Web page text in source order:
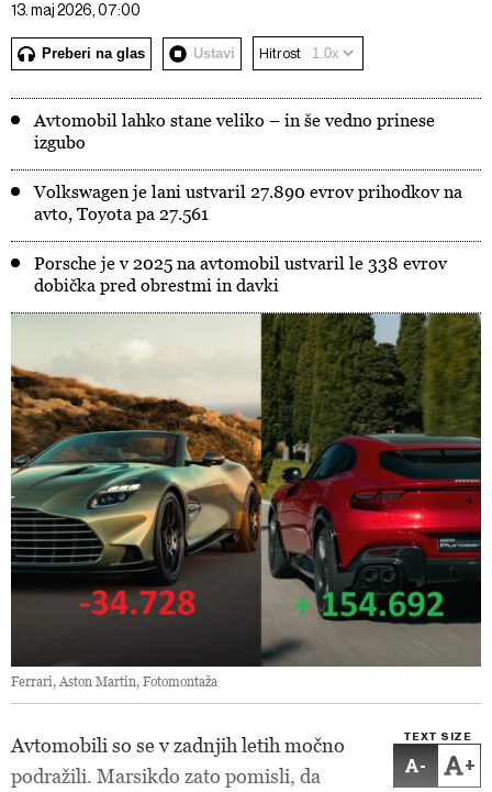
13. maj 2026, 07:00
Preberi na glas Ustavi Hitrost
Avtomobil lahko stane veliko – in še vedno prinese
izgubo
Volkswagen je lani ustvaril 27.890 evrov prihodkov na
avto, Toyota pa 27.561
Porsche je v 2025 na avtomobil ustvaril le 338 evrov
dobička pred obrestmi in davki
Ferrari, Aston Martin, Fotomontaža
TEXT SIZE
- +
Avtomobili so se v zadnjih letih močno
podražili. Marsikdo zato pomisli, da